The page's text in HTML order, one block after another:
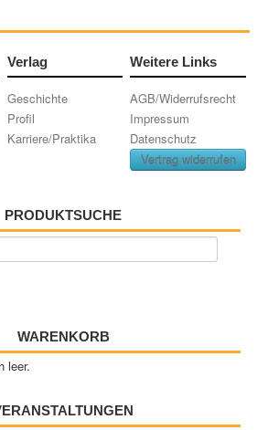
Verlag
Geschichte
Profil
Karriere/Praktika
Weitere Links
AGB/Widerrufsrecht
Impressum
Datenschutz
Vertrag widerrufen
PRODUKTSUCHE
WARENKORB
leer.